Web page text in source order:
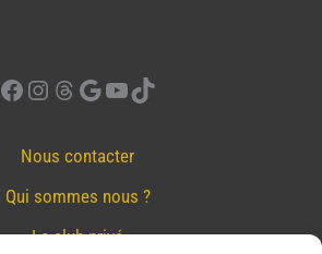
Facebook
Instagram
Threads
Google
YouTube
TikTok
Nous contacter
Qui sommes nous ?
Le club privé